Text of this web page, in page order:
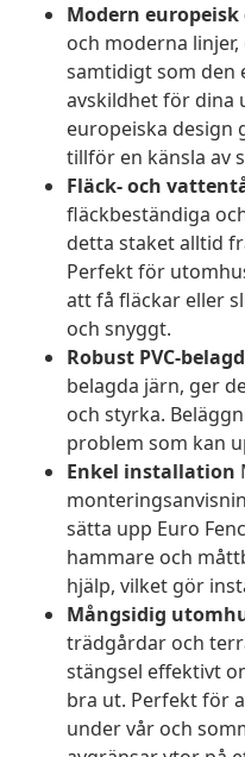
Modern europeisk
och moderna
samtidigt som den
avskildhet för dina
europeiska design
tillför en känsla av
Fläck- och
fläckbeständiga
detta staket alltid
Perfekt för
att få fläckar eller
och snyggt.
Robust PVC-
belagda järn, ger
och styrka.
problem som kan
Enkel installation
sätta upp Euro
hammare och
hjälp, vilket gör
Mångsidig
trädgårdar och
stängsel effektivt
bra ut. Perfekt för
under vår och